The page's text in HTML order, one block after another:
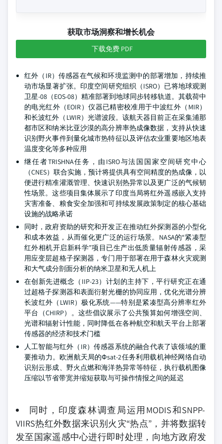
获取市场洞察和增长机会
下载免费 PDF
红外（IR）传感器在气候和环境监测中的部署增加，持续推
动市场显著扩张。印度空间研究组织（ISRO）已将地球观测
卫星-08（EOS-08）精准部署到地球同步转移轨道。其载荷中
的电光红外（EOIR）仪器已精密校准用于中波红外（MIR）
和长波红外（LWIR）光谱波段。该航天器目前正在采集浦那
都市区和纳米比亚沙漠的高分辨率热成像数据，支持从快速
识别野火事件到量化城市热特征以及评估农业重要地区地表
温度变化等多种应用
继任者TRISHNA任务，由ISRO与法国国家空间研究中心
（CNES）联合实施，预计将提供具有空间精度的热成像，以
便进行精准灌溉管理、快速识别热异常以及更广泛的气候韧
性场景。这些项目集体展示了印度当局将红外遥感嵌入支持
灾害准备、粮食安全加强和可持续发展政策制定的核心基础
设施的战略承诺
同时，政府资助的研究和开发正在推动红外探测器的小型化
和成本效益，从而催化更广泛的运行场景。NASA的“紧凑型
红外相机开启新科学”项目已生产出低质量辐射传感器，采
用应变层超格子探测器，专门用于部署在用于森林火灾观测
和大气成分剖面分析的纳米卫星和无人机上
在创新先进概念（IIP-23）计划的主持下，平行研究正在通
过超格子探测器和表面衍射光栅的协同应用，优化光谱分辨
长波红外（LWIR）极化系统——特别是紧凑型高分辨率红外
平台（CHIRP）。这些倡议展示了公共预算如何增强空间、
光谱和辐射计性能，同时降低在各种航空和航天平台上部署
传感器的经济和技术门槛
人工智能与红外（IR）传感器系统的融合代表了该领域的重
要推动力。欧洲航天局的Φsat-2任务利用载机神经网络自动
识别云形成、野火点燃和海洋热异常等特征，执行载机图像
压缩以节省带宽并缩短获取与可操作情报之间的延迟
同时，印度森林调查局运用MODIS和SNPP-
VIIRS热红外数据来识别火灾“热点”，并将数据转
发至国家遥感中心进行即时处理，向地方政府发